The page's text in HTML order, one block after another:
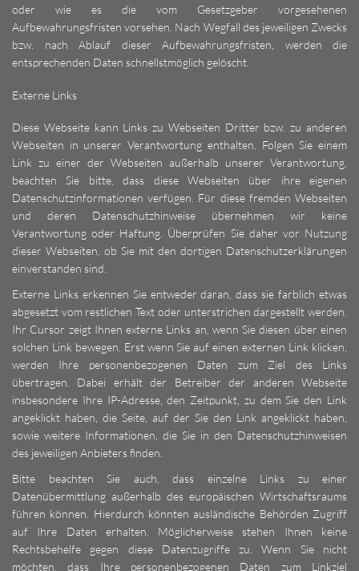
oder wie es die vom Gesetzgeber vorgesehenen
Aufbewahrungsfristen vorsehen. Nach Wegfall des jeweiligen Zwecks
bzw. nach Ablauf dieser Aufbewahrungsfristen, werden die
entsprechenden Daten schnellstmöglich gelöscht.
Externe Links
Diese Webseite kann Links zu Webseiten Dritter bzw. zu anderen
Webseiten in unserer Verantwortung enthalten. Folgen Sie einem
Link zu einer der Webseiten außerhalb unserer Verantwortung,
beachten Sie bitte, dass diese Webseiten über ihre eigenen
Datenschutzinformationen verfügen. Für diese fremden Webseiten
und deren Datenschutzhinweise übernehmen wir keine
Verantwortung oder Haftung. Überprüfen Sie daher vor Nutzung
dieser Webseiten, ob Sie mit den dortigen Datenschutzerklärungen
einverstanden sind.
Externe Links erkennen Sie entweder daran, dass sie farblich etwas
abgesetzt vom restlichen Text oder unterstrichen dargestellt werden.
Ihr Cursor zeigt Ihnen externe Links an, wenn Sie diesen über einen
solchen Link bewegen. Erst wenn Sie auf einen externen Link klicken,
werden Ihre personenbezogenen Daten zum Ziel des Links
übertragen. Dabei erhält der Betreiber der anderen Webseite
insbesondere Ihre IP-Adresse, den Zeitpunkt, zu dem Sie den Link
angeklickt haben, die Seite, auf der Sie den Link angeklickt haben,
sowie weitere Informationen, die Sie in den Datenschutzhinweisen
des jeweiligen Anbieters finden.
Bitte beachten Sie auch, dass einzelne Links zu einer
Datenübermittlung außerhalb des europäischen Wirtschaftsraums
führen können. Hierdurch könnten ausländische Behörden Zugriff
auf Ihre Daten erhalten. Möglicherweise stehen Ihnen keine
Rechtsbehelfe gegen diese Datenzugriffe zu. Wenn Sie nicht
möchten, dass Ihre personenbezogenen Daten zum Linkziel